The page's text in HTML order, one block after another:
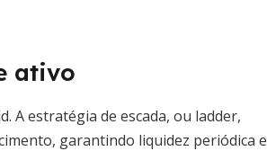
ativo
A estratégia de escada, ou ladder,
garantindo liquidez periódica e